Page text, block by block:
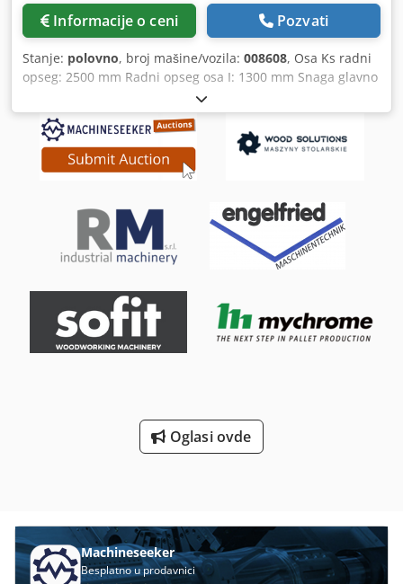
Informacije o ceni Pozvati
Stanje: polovno, broj mašine/vozila: 008608, Osa Ks radni
opseg: 2500 mm Radni opseg osa I: 1300 mm Snaga glavno
vreteno: 6 KV Broj kontrolisanih osa: 3 osovine Cjdpozqz N
Ssfx Ac Hjrf Broj vretena za bušenje: 84
Oglasi ovde
Machineseeker
Besplatno u prodavnici